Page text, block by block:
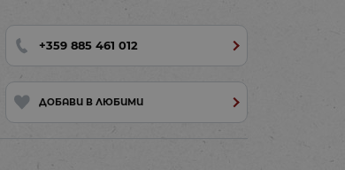
+359 885 461 012
ДОБАВИ В ЛЮБИМИ